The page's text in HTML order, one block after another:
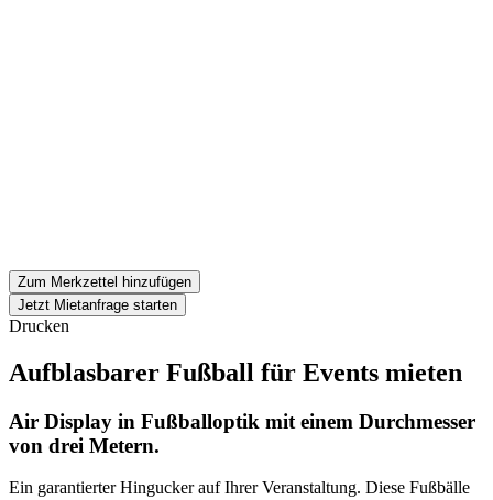
Zum Merkzettel hinzufügen
Jetzt Mietanfrage starten
Drucken
Aufblasbarer Fußball für Events mieten
Air Display in Fußballoptik mit einem Durchmesser
von drei Metern.
Ein garantierter Hingucker auf Ihrer Veranstaltung. Diese Fußbälle